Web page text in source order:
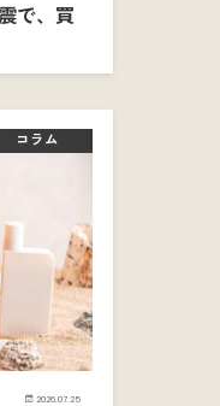
で、買
コラム
2026.07.25